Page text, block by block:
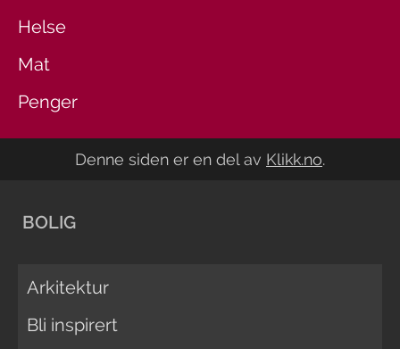
Helse
Mat
Penger
Denne siden er en del av Klikk.no.
BOLIG
Arkitektur
Bli inspirert